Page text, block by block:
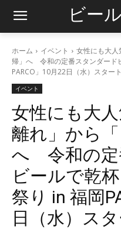
ビー
ホーム イベント
女性にも大
帰」へ 令和の定番スタンダード
PARCO」10月22日（水）スター
イベント
女性にも大
離れ」から「
へ 令和の定
ビールで乾
祭り in 福岡
日（水）スタ